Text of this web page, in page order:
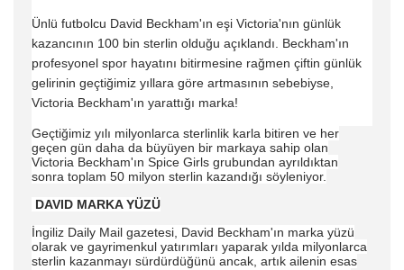
Ünlü futbolcu David Beckham'ın eşi Victoria'nın günlük
kazancının 100 bin sterlin olduğu açıklandı. Beckham'ın
profesyonel spor hayatını bitirmesine rağmen çiftin günlük
gelirinin geçtiğimiz yıllara göre artmasının sebebiyse,
Victoria Beckham'ın yarattığı marka!
Geçtiğimiz yılı milyonlarca sterlinlik karla bitiren ve her
geçen gün daha da büyüyen bir markaya sahip olan
Victoria Beckham'ın Spice Girls grubundan ayrıldıktan
sonra toplam 50 milyon sterlin kazandığı söyleniyor.
DAVID MARKA YÜZÜ
İngiliz Daily Mail gazetesi, David Beckham'ın marka yüzü
olarak ve gayrimenkul yatırımları yaparak yılda milyonlarca
sterlin kazanmayı sürdürdüğünü ancak, artık ailenin esas